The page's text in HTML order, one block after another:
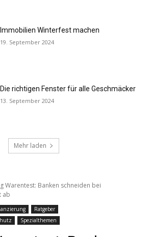
Immobilien Winterfest machen
19. September 2024
Die richtigen Fenster für alle Geschmäcker
13. September 2024
Mehr laden